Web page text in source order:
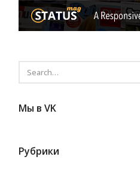
Мы в VK
Рубрики